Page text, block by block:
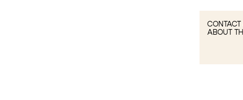
CONTACT
ABOUT